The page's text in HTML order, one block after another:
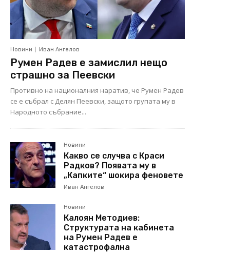
Новини Иван Ангелов
Румен Радев е замислил нещо
страшно за Пеевски
Противно на националния наратив, че Румен Радев
се е събрал с Делян Пеевски, защото групата му в
Народното събрание...
Новини
Какво се случва с Краси
Радков? Появата му в
„Капките“ шокира феновете
Иван Ангелов
Новини
Калоян Методиев:
Структурата на кабинета
на Румен Радев е
катастрофална